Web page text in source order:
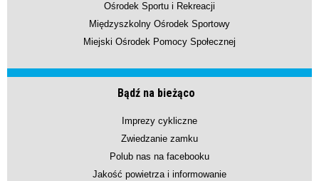
Ośrodek Sportu i Rekreacji
Międzyszkolny Ośrodek Sportowy
Miejski Ośrodek Pomocy Społecznej
Bądź na bieżąco
Imprezy cykliczne
Zwiedzanie zamku
Polub nas na facebooku
Jakość powietrza i informowanie